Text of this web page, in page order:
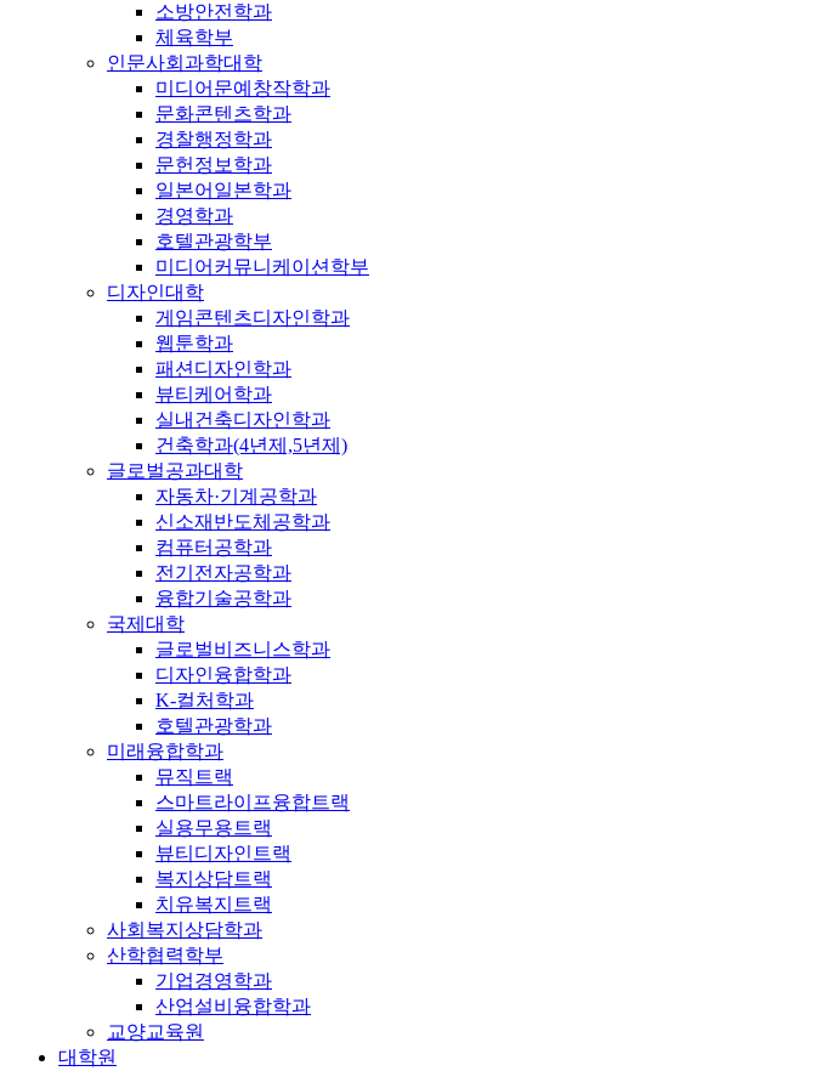
소방안전학과
체육학부
인문사회과학대학
미디어문예창작학과
문화콘텐츠학과
경찰행정학과
문헌정보학과
일본어일본학과
경영학과
호텔관광학부
미디어커뮤니케이션학부
디자인대학
게임콘텐츠디자인학과
웹툰학과
패션디자인학과
뷰티케어학과
실내건축디자인학과
건축학과(4년제,5년제)
글로벌공과대학
자동차·기계공학과
신소재반도체공학과
컴퓨터공학과
전기전자공학과
융합기술공학과
국제대학
글로벌비즈니스학과
디자인융합학과
K-컬처학과
호텔관광학과
미래융합학과
뮤직트랙
스마트라이프융합트랙
실용무용트랙
뷰티디자인트랙
복지상담트랙
치유복지트랙
사회복지상담학과
산학협력학부
기업경영학과
산업설비융합학과
교양교육원
대학원